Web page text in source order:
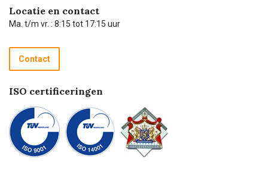
Hulp op afstand
Technische dienst
Recycle programma
Betalen
Carel de podcast
Locatie en contact
Ma. t/m vr. : 8:15 tot 17:15 uur
Contact
ISO certificeringen